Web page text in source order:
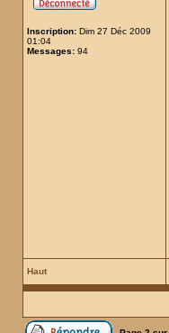
Inscription: Dim 27 Déc 2009
01:04
Messages: 94
Haut